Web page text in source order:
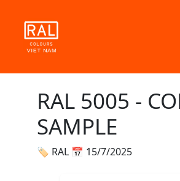
RAL 5005 -
SAMPLE
🏷 RAL 📅 15/7/2025